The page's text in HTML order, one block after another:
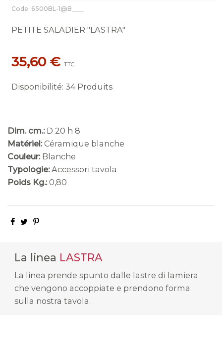
Code: 6500BL-1@B____
PETITE SALADIER "LASTRA"
35,60 € TTC
Disponibilité: 34 Produits
Dim. cm.: D 20 h 8
Matériel: Céramique blanche
Couleur: Blanche
Typologie: Accessori tavola
Poids Kg.: 0,80
La linea LASTRA
La linea prende spunto dalle lastre di lamiera
che vengono accoppiate e prendono forma
sulla nostra tavola.